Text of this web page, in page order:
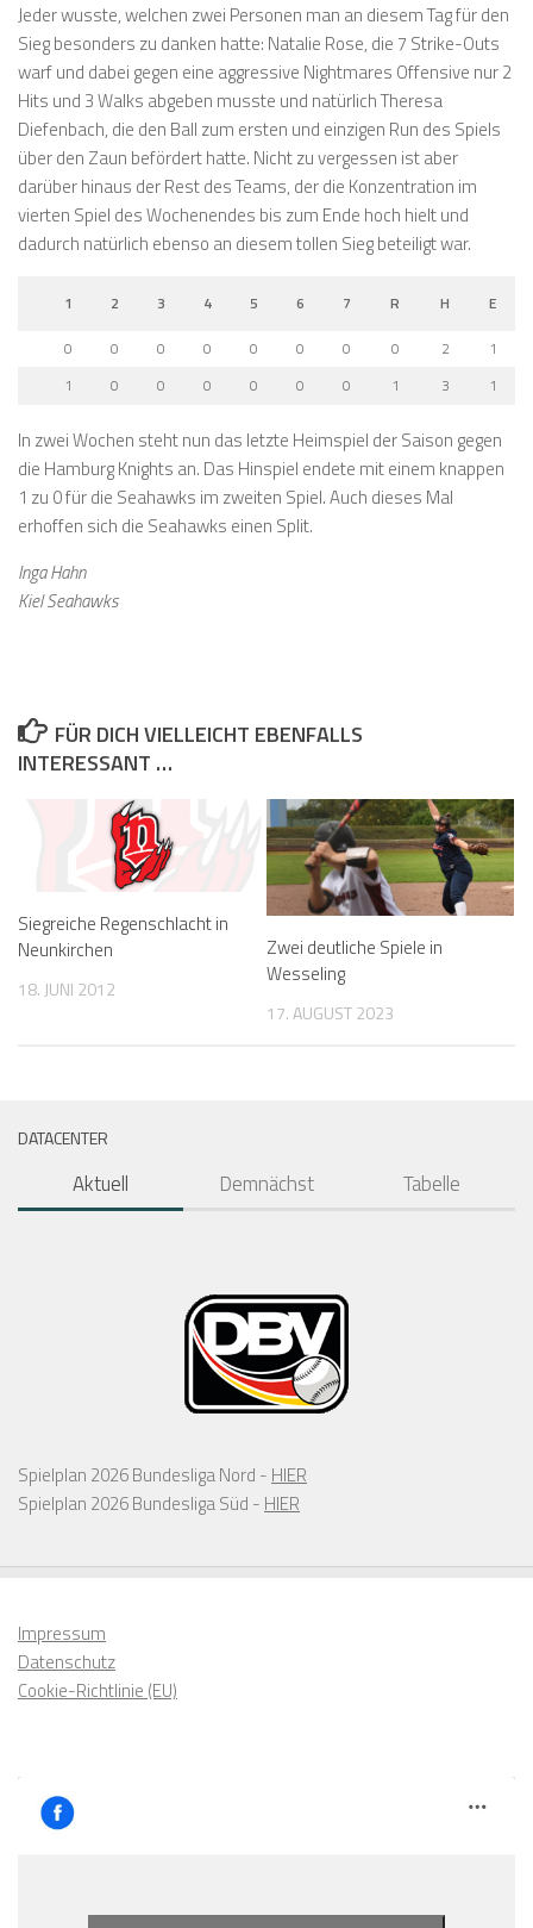
Jeder wusste, welchen zwei Personen man an diesem Tag für den
Sieg besonders zu danken hatte: Natalie Rose, die 7 Strike-Outs
warf und dabei gegen eine aggressive Nightmares Offensive nur 2
Hits und 3 Walks abgeben musste und natürlich Theresa
Diefenbach, die den Ball zum ersten und einzigen Run des Spiels
über den Zaun befördert hatte. Nicht zu vergessen ist aber
darüber hinaus der Rest des Teams, der die Konzentration im
vierten Spiel des Wochenendes bis zum Ende hoch hielt und
dadurch natürlich ebenso an diesem tollen Sieg beteiligt war.
1 2 3 4 5 6 7 R H
E
0
0 0 0 0 0 0 0 2
1
1
0 0 0 0 0 0 1 3 1
In zwei Wochen steht nun das letzte Heimspiel der Saison gegen
die Hamburg Knights an. Das Hinspiel endete mit einem knappen
1 zu 0 für die Seahawks im zweiten Spiel. Auch dieses Mal
erhoffen sich die Seahawks einen Split.
Inga Hahn
Kiel Seahawks
FÜR DICH VIELLEICHT EBENFALLS
INTERESSANT …
Siegreiche Regenschlacht in
Neunkirchen
18. JUNI 2012
Zwei deutliche Spiele in
Wesseling
17. AUGUST 2023
DATACENTER
Aktuell Demnächst Tabelle
Spielplan 2026 Bundesliga Nord - HIER
Spielplan 2026 Bundesliga Süd - HIER
Impressum
Datenschutz
Cookie-Richtlinie (EU)